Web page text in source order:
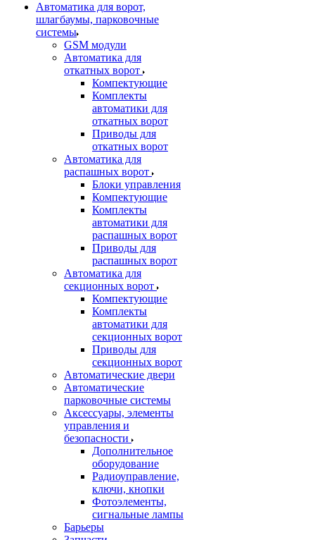
Автоматика для ворот,
шлагбаумы, парковочные
системы
GSM модули
Автоматика для
откатных ворот
Компектующие
Комплекты
автоматики для
откатных ворот
Приводы для
откатных ворот
Автоматика для
распашных ворот
Блоки управления
Компектующие
Комплекты
автоматики для
распашных ворот
Приводы для
распашных ворот
Автоматика для
секционных ворот
Компектующие
Комплекты
автоматики для
секционных ворот
Приводы для
секционных ворот
Автоматические двери
Автоматические
парковочные системы
Аксессуары, элементы
управления и
безопасности
Дополнительное
оборудование
Радиоуправление,
ключи, кнопки
Фотоэлементы,
сигнальные лампы
Барьеры